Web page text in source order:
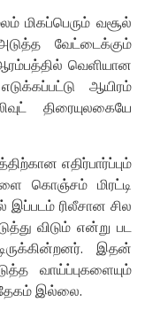
மிகப்பெரும் வசூல்
வேட்டைக்கும்
வெளியான
ஆயிரம்
திரையுலகையே
எதிர்பார்ப்பும்
கொஞ்சம் மிரட்டி
இப்படம் ரிலீசான சில
விடும் என்று பட
இதன்
வாய்ப்புகளையும்
இல்லை.